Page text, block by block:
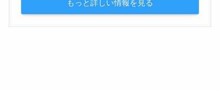
もっと詳しい情報を見る